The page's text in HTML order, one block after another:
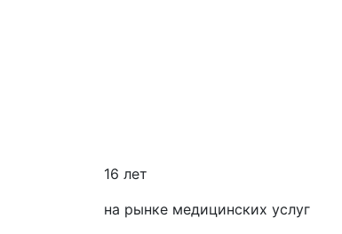
16 лет
на рынке медицинских услуг